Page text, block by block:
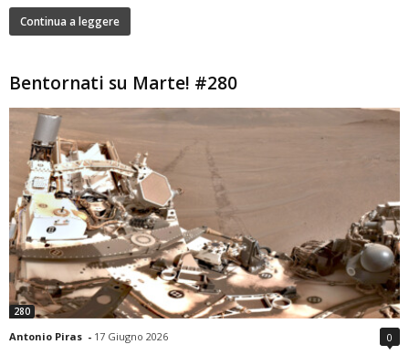
Continua a leggere
Bentornati su Marte! #280
280
Antonio Piras - 17 Giugno 2026 0